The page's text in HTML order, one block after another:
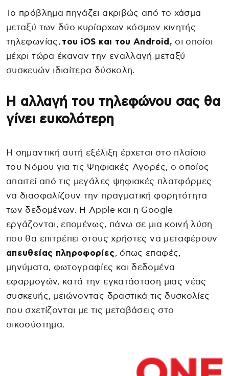
Το πρόβλημα πηγάζει ακριβώς από το χάσμα
μεταξύ των δύο κυρίαρχων κόσμων κινητής
τηλεφωνίας, του iOS και του Android, οι οποίοι
μέχρι τώρα έκαναν την εναλλαγή μεταξύ
συσκευών ιδιαίτερα δύσκολη.
Η αλλαγή του τηλεφώνου σας θα
γίνει ευκολότερη
Η σημαντική αυτή εξέλιξη έρχεται στο πλαίσιο
του Νόμου για τις Ψηφιακές Αγορές, ο οποίος
απαιτεί από τις μεγάλες ψηφιακές πλατφόρμες
να διασφαλίζουν την πραγματική φορητότητα
των δεδομένων. Η Apple και η Google
εργάζονται, επομένως, πάνω σε μια κοινή λύση
που θα επιτρέπει στους χρήστες να μεταφέρουν
απευθείας πληροφορίες, όπως επαφές,
μηνύματα, φωτογραφίες και δεδομένα
εφαρμογών, κατά την εγκατάσταση μιας νέας
συσκευής, μειώνοντας δραστικά τις δυσκολίες
που σχετίζονται με τις μεταβάσεις στο
οικοσύστημα.